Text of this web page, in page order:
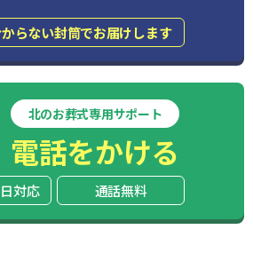
らない封筒でお届けします
北のお葬式専用サポート
電話をかける
対応 通話無料